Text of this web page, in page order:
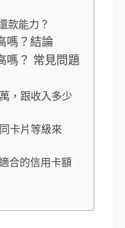
款能力？
嗎？結論
嗎？ 常見問題
，跟收入多少
卡片等級來
合的信用卡額